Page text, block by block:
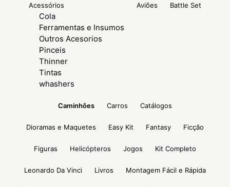
Acessórios
Cola
Ferramentas e Insumos
Outros Acesorios
Pinceis
Thinner
Tintas
whashers
Aviões Battle Set
Caminhões Carros Catálogos
Dioramas e Maquetes Easy Kit Fantasy Ficção
Figuras Helicópteros Jogos Kit Completo
Leonardo Da Vinci Livros Montagem Fácil e Rápida